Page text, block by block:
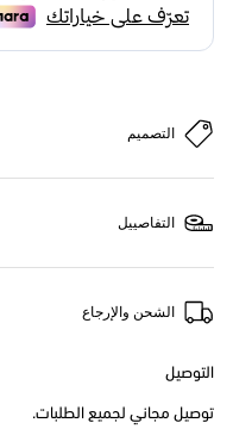
التصميم
التفاصييل
الشحن والإرجاع
التوصيل
توصيل مجاني لجميع الطلبات.